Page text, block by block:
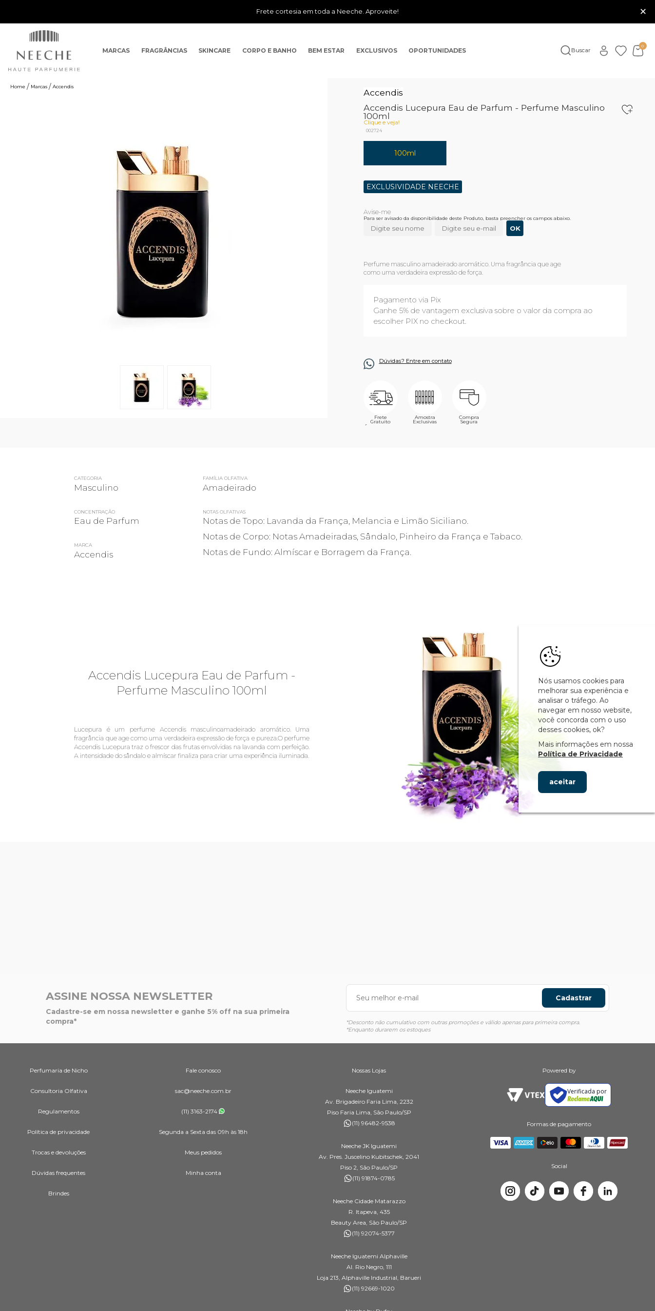
Frete cortesia em toda a Neeche. Aproveite! ×
MARCAS FRAGRÂNCIAS SKINCARE CORPO E BANHO BEM ESTAR EXCLUSIVOS OPORTUNIDADES Buscar
0
Marcas Accendis
Accendis
Accendis Lucepura Eau de Parfum - Perfume Masculino
100ml
Clique e veja!
002724
100ml
EXCLUSIVIDADE NEECHE
Para ser avisado da disponibilidade deste Produto, basta preencher os campos abaixo.
Perfume masculino amadeirado aromático. Uma fragrância que age
como uma verdadeira expressão de força.
Pagamento via Pix
Ganhe 5% de vantagem exclusiva sobre o valor da compra ao
escolher PIX no checkout.
Dúvidas? Entre em contato
Frete
Gratuito
Amostra
Exclusivas
Compra
Segura
´
CATEGORIA
Masculino
CONCENTRAÇÃO
Eau de Parfum
MARCA
Accendis
FAMÍLIA OLFATIVA
Amadeirado
NOTAS OLFATIVAS
Notas de Topo: Lavanda da França, Melancia e Limão Siciliano.
Notas de Corpo: Notas Amadeiradas, Sândalo, Pinheiro da França e Tabaco.
Notas de Fundo: Almíscar e Borragem da França.
Accendis Lucepura Eau de Parfum -
Perfume Masculino 100ml
Lucepura é um perfume Accendis masculinoamadeirado aromático. Uma
fragrância que age como uma verdadeira expressão de força e pureza.O perfume
Accendis Lucepura traz o frescor das frutas envolvidas na lavanda com perfeição.
A intensidade do sândalo e almíscar finaliza para criar uma experiência iluminada.
ASSINE NOSSA NEWSLETTER
Cadastre-se em nossa newsletter e ganhe 5% off na sua primeira
compra*
Cadastrar
*Desconto não cumulativo com outras promoções e válido apenas para primeira compra.
*Enquanto durarem os estoques
Perfumaria de Nicho
Consultoria Olfativa
Regulamentos
Política de privacidade
Trocas e devoluções
Dúvidas frequentes
Brindes
Fale conosco
sac@neeche.com.br
(11) 3163-2174
Segunda a Sexta das 09h às 18h
Meus pedidos
Minha conta
Nossas Lojas
Neeche Iguatemi
Av. Brigadeiro Faria Lima, 2232
Piso Faria Lima, São Paulo/SP
(11) 96482-9538
Neeche JK Iguatemi
Av. Pres. Juscelino Kubitschek, 2041
Piso 2, São Paulo/SP
(11) 91874-0785
Neeche Cidade Matarazzo
R. Itapeva, 435
Beauty Area, São Paulo/SP
(11) 92074-5377
Neeche Iguatemi Alphaville
Al. Rio Negro, 111
Loja 213, Alphaville Industrial, Barueri
(11) 92669-1020
Powered by
Verificada por
Formas de pagamento
Social
Nós usamos cookies para
melhorar sua experiência e
analisar o tráfego. Ao
navegar em nosso website,
você concorda com o uso
desses cookies, ok?
Mais informações em nossa
Política de Privacidade
aceitar